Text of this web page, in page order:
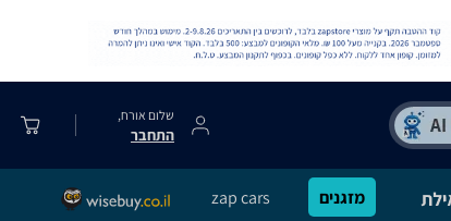
שלום אורח,
התחבר
מזגנים zap cars